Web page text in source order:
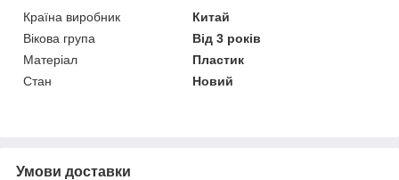
Країна виробник
Китай
Вікова група
Від 3 років
Матеріал
Пластик
Стан
Новий
Умови доставки